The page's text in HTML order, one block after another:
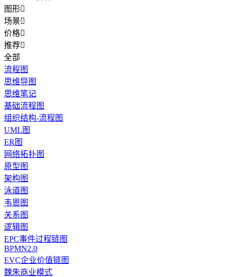
图形
场景
价格
推荐
全部
流程图
思维导图
思维笔记
基础流程图
组织结构-流程图
UML图
ER图
网络拓扑图
原型图
架构图
泳道图
韦恩图
关系图
逻辑图
EPC事件过程链图
BPMN2.0
EVC企业价值链图
魏朱商业模式